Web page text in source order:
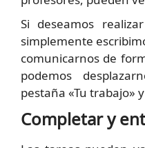
Si deseamos
simplemente
comunicarnos de
podemos
pestaña «Tu trabajo»
Completar y